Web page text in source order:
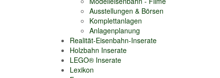
Ausstellungen & Börsen
Komplettanlagen
Anlagenplanung
Realität-Eisenbahn-Inserate
Holzbahn Inserate
LEGO® Inserate
Lexikon